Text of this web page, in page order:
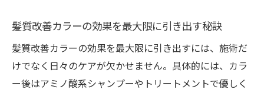
髪質改善カラーで地域に根ざした美髪体験
松本市松原で受けられる施術の特徴を紹介
髪質改善カラーが多く選ばれるポイント
口コミで広がる髪質改善カラーの魅力
髪質改善カラーの効果を最大限に引き出す秘訣
髪質改善カラーの効果を最大限に引き出すには、施術だ
けでなく日々のケアが欠かせません。具体的には、カラ
ー後はアミノ酸系シャンプーやトリートメントで優しく